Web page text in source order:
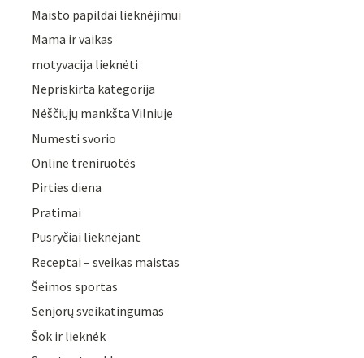
Maisto papildai lieknėjimui
Mama ir vaikas
motyvacija lieknėti
Nepriskirta kategorija
Nėščiųjų mankšta Vilniuje
Numesti svorio
Online treniruotės
Pirties diena
Pratimai
Pusryčiai lieknėjant
Receptai – sveikas maistas
Šeimos sportas
Senjorų sveikatingumas
Šok ir lieknėk